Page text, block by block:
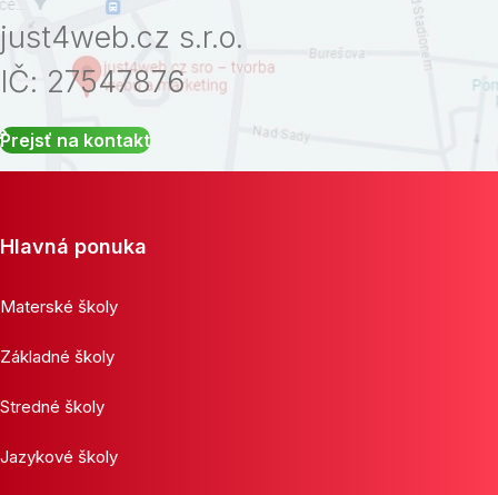
just4web.cz s.r.o.
IČ: 27547876
Prejsť na kontakt
Hlavná ponuka
Materské školy
Základné školy
Stredné školy
Jazykové školy